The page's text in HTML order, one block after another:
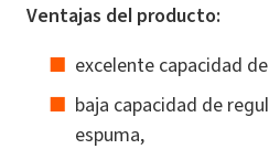
Ventajas del producto:
excelente capacidad
baja capacidad de
espuma,